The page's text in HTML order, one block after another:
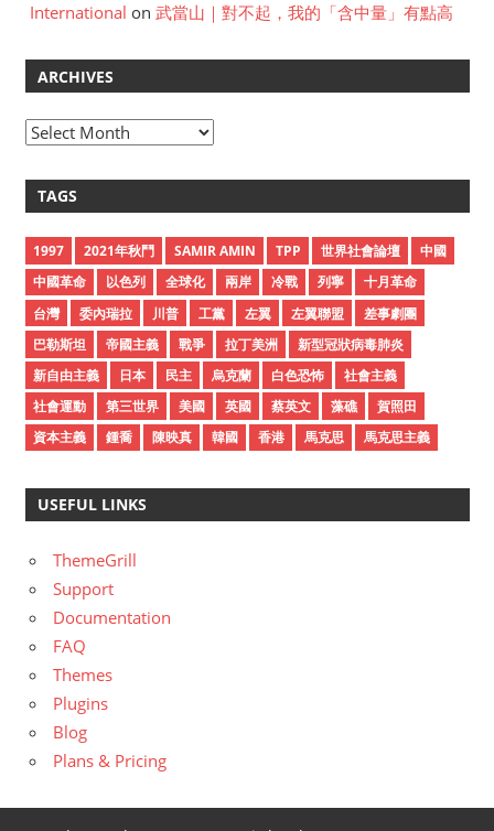
International on 武當山｜對不起，我的「含中量」有點高
ARCHIVES
A
h
v
e
s
TAGS
1997 2021年秋鬥 SAMIR AMIN TPP 世界社會論壇
中國
中國革命
以色列 全球化 兩岸 冷戰 列寧
十月革命
台灣
委內瑞拉 川普 工黨 左翼 左翼聯盟
差事劇團
巴勒斯坦
帝國主義 戰爭 拉丁美洲
新型冠狀病毒肺炎
新自由主義
日本 民主 烏克蘭 白色恐怖
社會主義
社會運動
第三世界 美國 英國 蔡英文 藻礁
賀照田
資本主義
鍾喬 陳映真 韓國 香港 馬克思 馬克思主義
USEFUL LINKS
ThemeGrill
Support
Documentation
FAQ
Themes
Plugins
Blog
Plans & Pricing